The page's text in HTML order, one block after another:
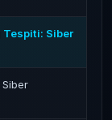
Tespiti: Siber
Siber